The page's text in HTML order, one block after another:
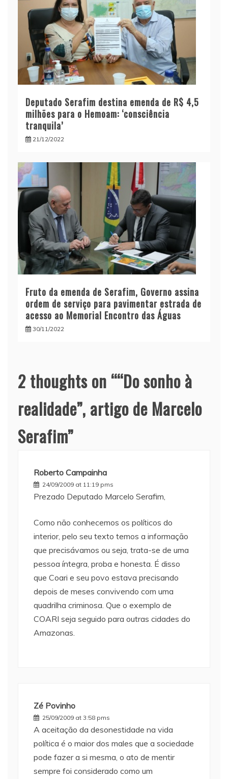
Deputado Serafim destina emenda de R$ 4,5
milhões para o Hemoam: ‘consciência
tranquila’
21/12/2022
Fruto da emenda de Serafim, Governo assina
ordem de serviço para pavimentar estrada de
acesso ao Memorial Encontro das Águas
30/11/2022
2 thoughts on ““Do sonho à
realidade”, artigo de Marcelo
Serafim”
Roberto Campainha
24/09/2009 at 11:19 pms
Prezado Deputado Marcelo Serafim,
Como não conhecemos os políticos do
interior, pelo seu texto temos a informação
que precisávamos ou seja, trata-se de uma
pessoa íntegra, proba e honesta. É disso
que Coari e seu povo estava precisando
depois de meses convivendo com uma
quadrilha criminosa. Que o exemplo de
COARI seja seguido para outras cidades do
Amazonas.
Zé Povinho
25/09/2009 at 3:58 pms
A aceitação da desonestidade na vida
política é o maior dos males que a sociedade
pode fazer a si mesma, o ato de mentir
sempre foi considerado como um